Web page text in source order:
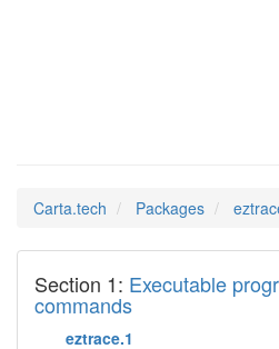
Carta.tech Packages
Section 1: Executable
commands
eztrace.1